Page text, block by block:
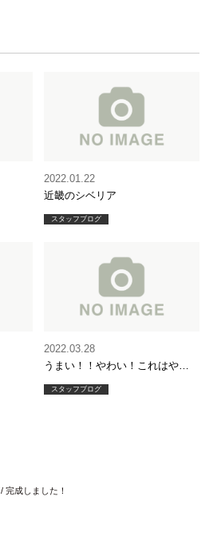
近畿のシベリア
2022.01.22
スタッフブログ
うまい！！やわい！これはやば
2022.03.28
スタッフブログ
/完成しました！